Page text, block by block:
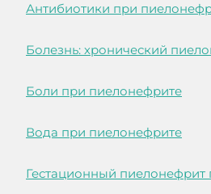
Антибиотики при
Болезнь: хронический
Боли при пиелонефрите
Вода при пиелонефрите
Гестационный пиелонефрит